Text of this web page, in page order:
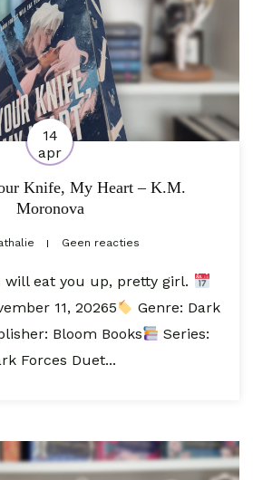
14
apr
Knife, My Heart – K.M.
Moronova
Geen reacties
will eat you up, pretty girl.
11, 20265
Genre: Dark
Bloom Books
Series:
Forces Duet...